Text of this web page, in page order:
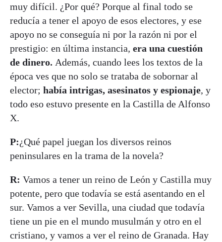
muy difícil. ¿Por qué? Porque al final todo se
reducía a tener el apoyo de esos electores, y ese
apoyo no se conseguía ni por la razón ni por el
prestigio: en última instancia, era una cuestión
de dinero. Además, cuando lees los textos de la
época ves que no solo se trataba de sobornar al
elector; había intrigas, asesinatos y espionaje, y
todo eso estuvo presente en la Castilla de Alfonso
X.
P:¿Qué papel juegan los diversos reinos
peninsulares en la trama de la novela?
R: Vamos a tener un reino de León y Castilla muy
potente, pero que todavía se está asentando en el
sur. Vamos a ver Sevilla, una ciudad que todavía
tiene un pie en el mundo musulmán y otro en el
cristiano, y vamos a ver el reino de Granada. Hay